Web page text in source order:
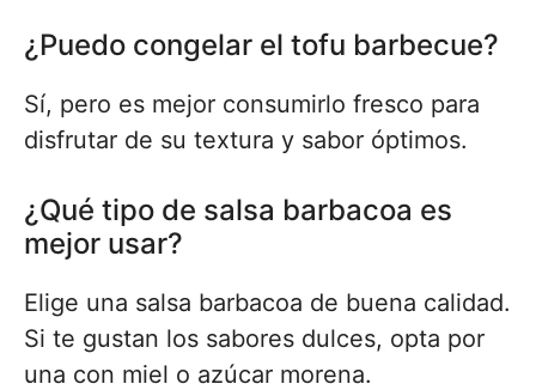
¿Puedo congelar el tofu barbecue?
Sí, pero es mejor consumirlo fresco para
disfrutar de su textura y sabor óptimos.
¿Qué tipo de salsa barbacoa es
mejor usar?
Elige una salsa barbacoa de buena calidad.
Si te gustan los sabores dulces, opta por
una con miel o azúcar morena.